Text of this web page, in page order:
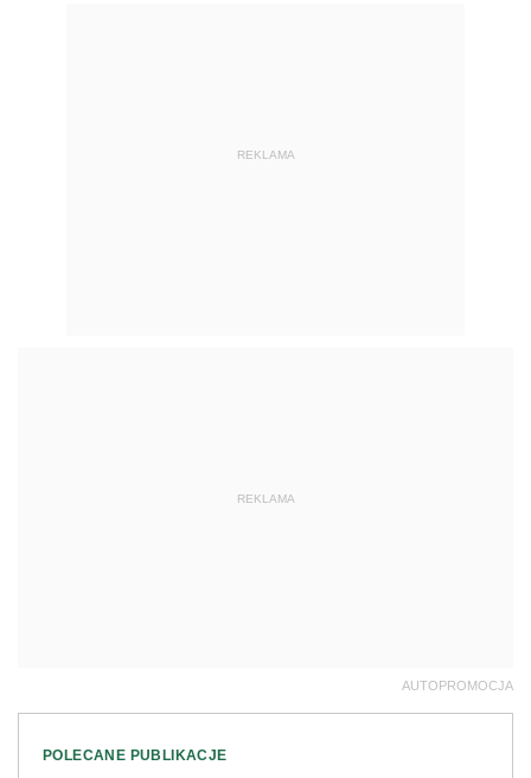
REKLAMA
REKLAMA
AUTOPROMOCJA
POLECANE PUBLIKACJE